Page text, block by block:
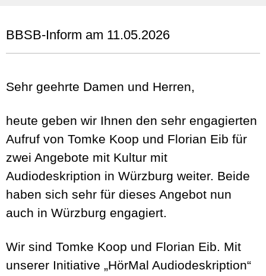
BBSB-Inform am 11.05.2026
Sehr geehrte Damen und Herren,
heute geben wir Ihnen den sehr engagierten
Aufruf von Tomke Koop und Florian Eib für
zwei Angebote mit Kultur mit
Audiodeskription in Würzburg weiter. Beide
haben sich sehr für dieses Angebot nun
auch in Würzburg engagiert.
Wir sind Tomke Koop und Florian Eib. Mit
unserer Initiative „HörMal Audiodeskription“